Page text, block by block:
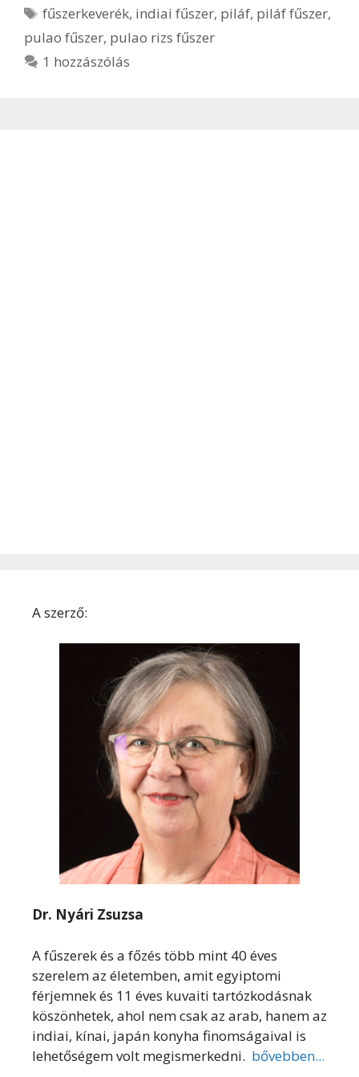
Címkék
fűszerkeverék, indiai fűszer, piláf, piláf fűszer,
pulao fűszer, pulao rizs fűszer
1 hozzászólás
A szerző:
Dr. Nyári Zsuzsa
A fűszerek és a főzés több mint 40 éves
szerelem az életemben, amit egyiptomi
férjemnek és 11 éves kuvaiti tartózkodásnak
köszönhetek, ahol nem csak az arab, hanem az
indiai, kínai, japán konyha finomságaival is
lehetőségem volt megismerkedni. bővebben...